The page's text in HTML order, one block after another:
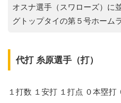
オスナ選手（スワローズ）に
グトップタイの第５号ホーム
代打 糸原選手（打）
１打数 １安打 １打点 ０本塁打